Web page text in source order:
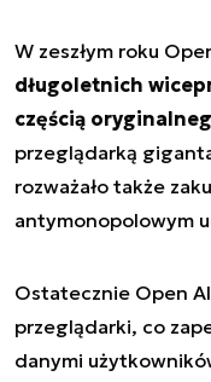
W zeszłym roku
długoletnich
częścią
przeglądarką
rozważało także
antymonopolowym
Ostatecznie Open
przeglądarki, co
danymi